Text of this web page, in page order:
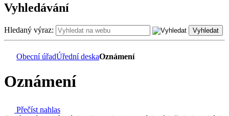
Vyhledávání
Hledaný výraz: Vyhledat
Obecní úřadÚřední deskaOznámení
Oznámení
Přečíst nahlas